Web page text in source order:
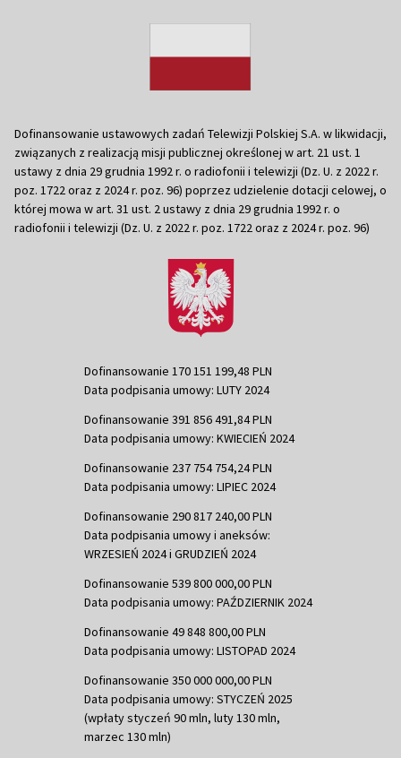
Dofinansowanie ustawowych zadań Telewizji Polskiej S.A. w likwidacji,
związanych z realizacją misji publicznej określonej w art. 21 ust. 1
ustawy z dnia 29 grudnia 1992 r. o radiofonii i telewizji (Dz. U. z 2022 r.
poz. 1722 oraz z 2024 r. poz. 96) poprzez udzielenie dotacji celowej, o
której mowa w art. 31 ust. 2 ustawy z dnia 29 grudnia 1992 r. o
radiofonii i telewizji (Dz. U. z 2022 r. poz. 1722 oraz z 2024 r. poz. 96)
Dofinansowanie 170 151 199,48 PLN
Data podpisania umowy: LUTY 2024
Dofinansowanie 391 856 491,84 PLN
Data podpisania umowy: KWIECIEŃ 2024
Dofinansowanie 237 754 754,24 PLN
Data podpisania umowy: LIPIEC 2024
Dofinansowanie 290 817 240,00 PLN
Data podpisania umowy i aneksów:
WRZESIEŃ 2024 i GRUDZIEŃ 2024
Dofinansowanie 539 800 000,00 PLN
Data podpisania umowy: PAŹDZIERNIK 2024
Dofinansowanie 49 848 800,00 PLN
Data podpisania umowy: LISTOPAD 2024
Dofinansowanie 350 000 000,00 PLN
Data podpisania umowy: STYCZEŃ 2025
(wpłaty styczeń 90 mln, luty 130 mln,
marzec 130 mln)